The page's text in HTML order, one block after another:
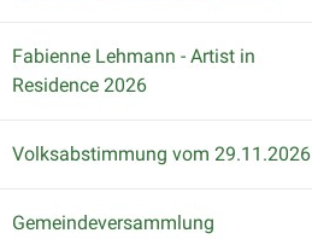
Fabienne Lehmann - Artist in
Residence 2026
Volksabstimmung vom 29.11.2026
Gemeindeversammlung